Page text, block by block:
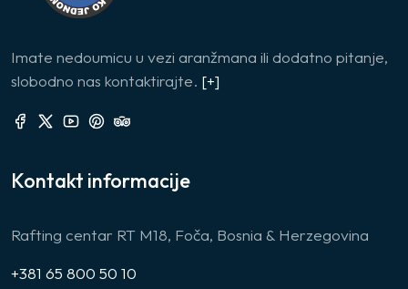
Imate nedoumicu u vezi aranžmana ili dodatno pitanje,
slobodno nas kontaktirajte. [+]
Kontakt informacije
Rafting centar RT M18, Foča, Bosnia & Herzegovina
+381 65 800 50 10